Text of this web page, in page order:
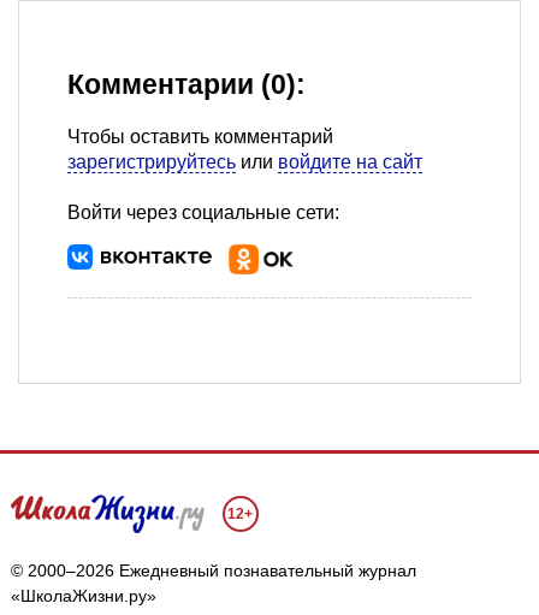
Комментарии (0):
Чтобы оставить комментарий
зарегистрируйтесь или войдите на сайт
Войти через социальные сети:
12+
© 2000–2026 Ежедневный познавательный журнал
«ШколаЖизни.ру»